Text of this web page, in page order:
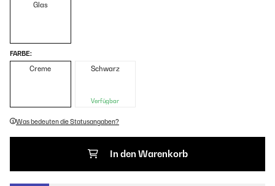
Glas
FARBE:
Creme Schwarz
Verfügbar
Was bedeuten die Statusangaben?
In den Warenkorb